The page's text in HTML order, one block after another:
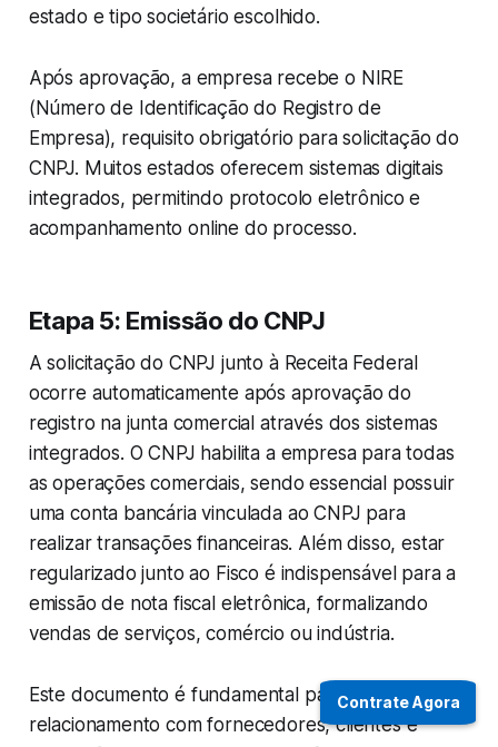
estado e tipo societário escolhido.
Após aprovação, a empresa recebe o NIRE
(Número de Identificação do Registro de
Empresa), requisito obrigatório para solicitação do
CNPJ. Muitos estados oferecem sistemas digitais
integrados, permitindo protocolo eletrônico e
acompanhamento online do processo.
Etapa 5: Emissão do CNPJ
A solicitação do CNPJ junto à Receita Federal
ocorre automaticamente após aprovação do
registro na junta comercial através dos sistemas
integrados. O CNPJ habilita a empresa para todas
as operações comerciais, sendo essencial possuir
uma conta bancária vinculada ao CNPJ para
realizar transações financeiras. Além disso, estar
regularizado junto ao Fisco é indispensável para a
emissão de nota fiscal eletrônica, formalizando
vendas de serviços, comércio ou indústria.
Este documento é fundamental para o
relacionamento com fornecedores, clientes e
Contrate Agora